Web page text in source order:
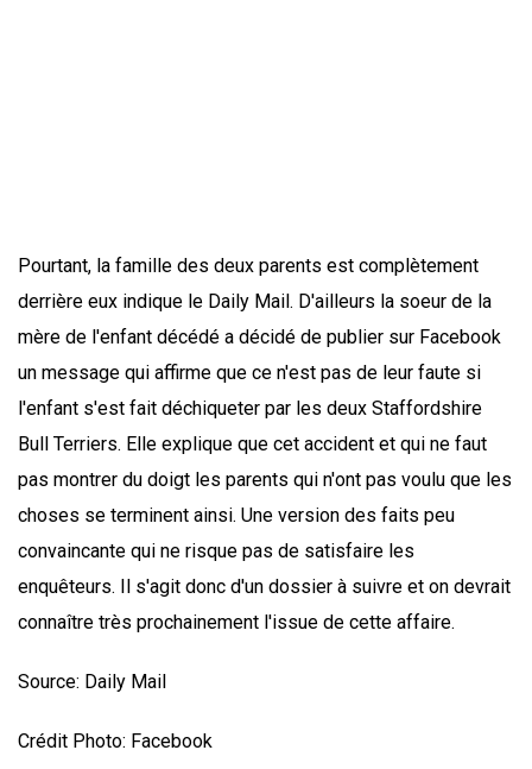
Pourtant, la famille des deux parents est complètement
derrière eux indique le Daily Mail. D'ailleurs la soeur de la
mère de l'enfant décédé a décidé de publier sur Facebook
un message qui affirme que ce n'est pas de leur faute si
l'enfant s'est fait déchiqueter par les deux Staffordshire
Bull Terriers. Elle explique que cet accident et qui ne faut
pas montrer du doigt les parents qui n'ont pas voulu que les
choses se terminent ainsi. Une version des faits peu
convaincante qui ne risque pas de satisfaire les
enquêteurs. Il s'agit donc d'un dossier à suivre et on devrait
connaître très prochainement l'issue de cette affaire.
Source: Daily Mail
Crédit Photo: Facebook